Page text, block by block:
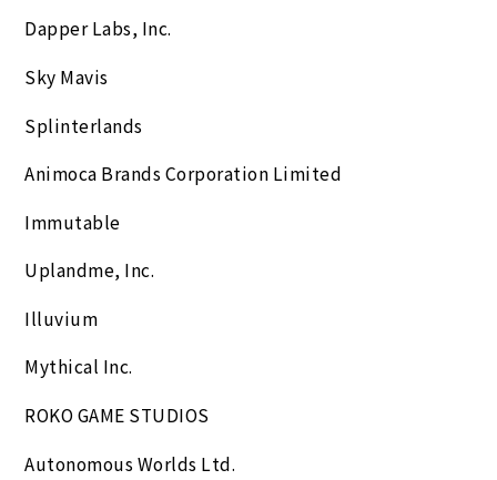
Dapper Labs, Inc.
Sky Mavis
Splinterlands
Animoca Brands Corporation Limited
Immutable
Uplandme, Inc.
Illuvium
Mythical Inc.
ROKO GAME STUDIOS
Autonomous Worlds Ltd.